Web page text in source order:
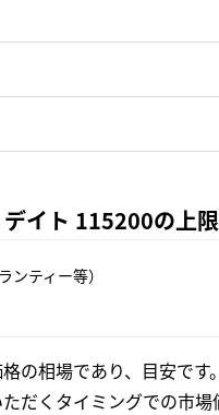
イト 115200の上
ティー等）
の相場であり、目安で
だくタイミングでの市